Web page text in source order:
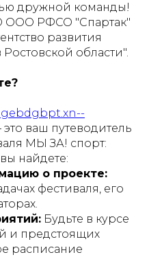
дружной команды!
ООО РФСО "Спартак"
развития
области".
это ваш путеводитель
МЫ ЗА! спорт:
найдете:
о проекте:
фестиваля, его
Будьте в курсе
и предстоящих
расписание